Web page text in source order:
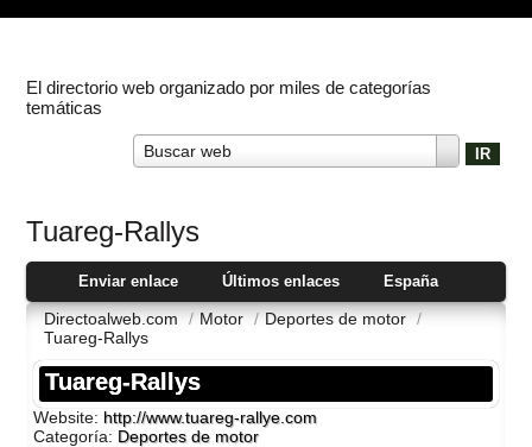
El directorio web organizado por miles de categorías
temáticas
Buscar web
Tuareg-Rallys
Enviar enlace Últimos enlaces España
Directoalweb.com / Motor / Deportes de motor /
Tuareg-Rallys
Tuareg-Rallys
Website: http://www.tuareg-rallye.com
Categoría: Deportes de motor